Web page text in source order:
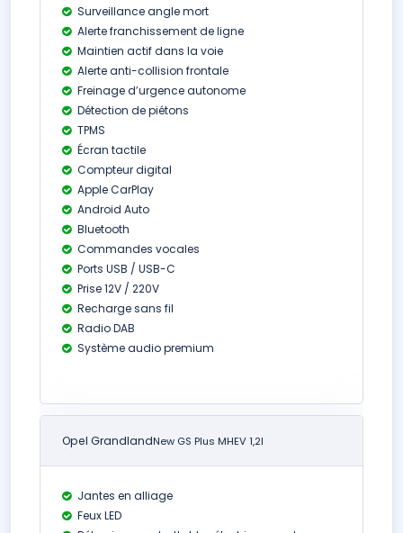
Surveillance angle mort
Alerte franchissement de ligne
Maintien actif dans la voie
Alerte anti-collision frontale
Freinage d’urgence autonome
Détection de piétons
TPMS
Écran tactile
Compteur digital
Apple CarPlay
Android Auto
Bluetooth
Commandes vocales
Ports USB / USB-C
Prise 12V / 220V
Recharge sans fil
Radio DAB
Système audio premium
Opel GrandlandNew GS Plus MHEV 1,2l
Jantes en alliage
Feux LED